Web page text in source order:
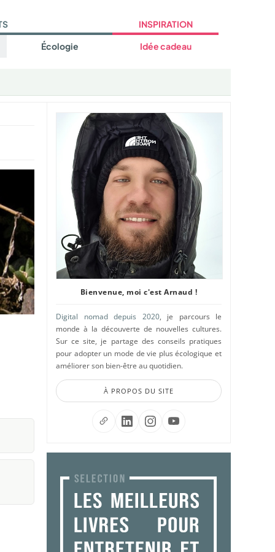
Écologie
INSPIRATION
Idée cadeau
Bienvenue, moi c'est Arnaud !
Digital nomad depuis 2020, je parcours le
monde à la découverte de nouvelles cultures.
Sur ce site, je partage des conseils pratiques
pour adopter un mode de vie plus écologique et
améliorer son bien-être au quotidien.
À PROPOS DU SITE